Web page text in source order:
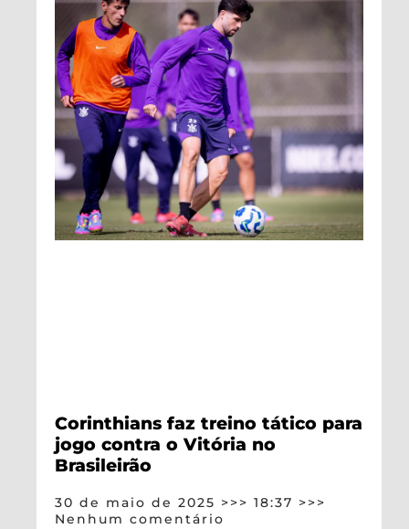
Corinthians faz treino tático para
jogo contra o Vitória no
Brasileirão
30 de maio de 2025
18:37
Nenhum comentário